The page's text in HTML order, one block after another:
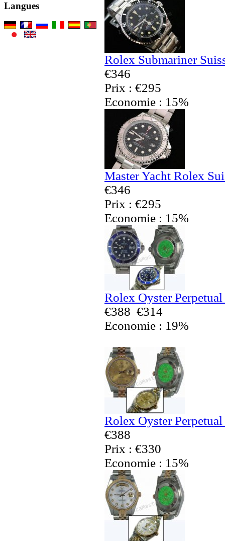
Langues
Rolex Submariner
€346
Prix : €295
Economie : 15%
Master Yacht Rolex
€346
Prix : €295
Economie : 15%
Rolex Oyster
€388 €314
Economie : 19%
Rolex Oyster
€388
Prix : €330
Economie : 15%